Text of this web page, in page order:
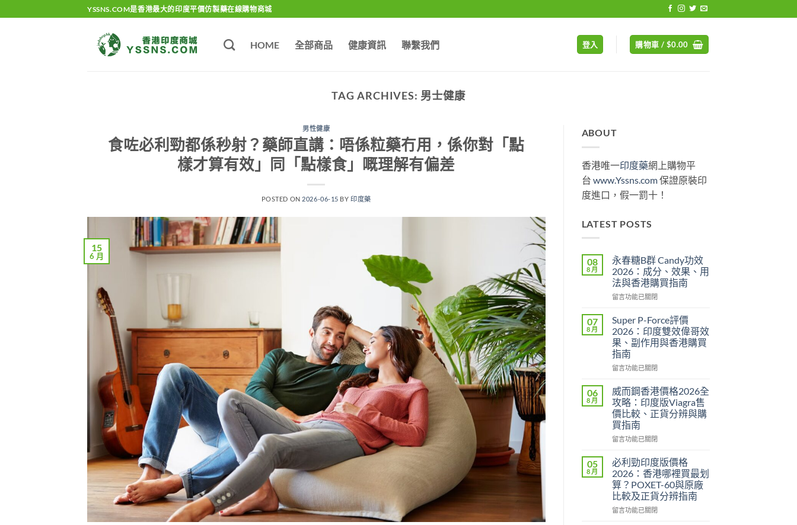
to
YSSNS.COM是香港最大的印度平價仿製藥在線購物商城
HOME 全部商品 健康資訊 聯繫我們 登入 購物車 / $0.00
TAG ARCHIVES: 男士健康
男性健康
食咗必利勁都係秒射？藥師直講：唔係粒藥冇用，係你對「點
樣才算有效」同「點樣食」嘅理解有偏差
POSTED ON 2026-06-15 BY印度藥
15
6 月
ABOUT
香港唯一印度藥網上購物平
台 www.Yssns.com保證原裝印
度進口，假一罰十！
LATEST POSTS
08
8 月
永春糖B群 Candy功效
2026：成分、效果、用
法與香港購買指南
在
春
B
群
Candy
功
2026：
成
分、
效
果、
用
與
香
港
購
買
指
留言功能已關閉
07
8 月
Super P-Force評價
2026：印度雙效偉哥效
果、副作用與香港購買
指南
在
P-
Force
評
價
2026：
印
雙
效
偉
哥
效
果、
留言功能已關閉
06
8 月
威而鋼香港價格2026全
攻略：印度版Viagra售
價比較、正貨分辨與購
買指南
在
而
鋼
香
港
價
格
留言功能已關閉
05
8 月
必利勁印度版價格
2026：香港哪裡買最划
算？POXET-60與原廠
比較及正貨分辨指南
在
留言功能已關閉